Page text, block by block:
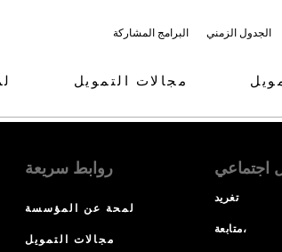
البرامج المشاركة الجدول الزمني
مجالات التمويل
روابط سريعة
لمحة عن المؤسسة
مجالات التمويل
اجتماعي
تغريد
متابعة،